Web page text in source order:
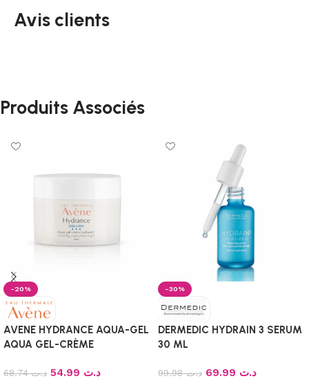
Avis clients
Produits Associés
-20%
AVENE HYDRANCE AQUA-GEL
AQUA GEL-CRÈME
د.ت68.74 د.ت
-30%
DERMEDIC HYDRAIN 3 SERUM
30 ML
د.ت99.98 د.ت